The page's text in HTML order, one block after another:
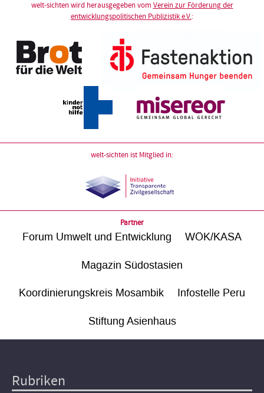
welt-sichten wird herausgegeben vom Verein zur Förderung der
entwicklungspolitischen Publizistik e.V.:
welt-sichten ist Mitglied in:
Partner
Forum Umwelt und Entwicklung WÖK/KASA
Magazin Südostasien
Koordinierungskreis Mosambik Infostelle Peru
Stiftung Asienhaus
Hauptnavigation
Rubriken